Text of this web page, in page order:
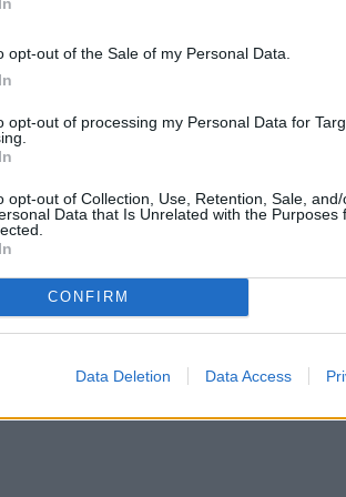
opt-out of the Sale of my Personal Data.
opt-out of processing my Personal Data for
opt-out of Collection, Use, Retention, Sale,
Data that Is Unrelated with the Purposes
CONFIRM
Data Deletion Data Access
αυτό το καλοκαίρι
πιθανό να ξεκινήσετε με
και συχνά προσελκύει
η σεζόν είναι καλή για
για τον εαυτό σου. Τα
αφθονία στο μέλλον
κάνει, είτε οικονομικές
και τη γενναιοδωρία στη